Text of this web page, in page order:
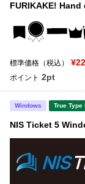
FURIKAKE! Hand
標準価格（税込）
ポイント 2pt
Windows True Type
NIS Ticket 5